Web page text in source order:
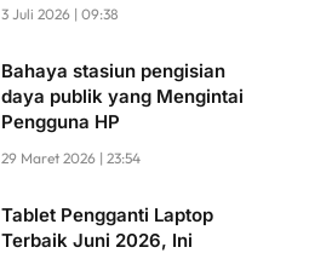
3 Juli 2026 | 09:38
Bahaya stasiun pengisian
daya publik yang Mengintai
Pengguna HP
29 Maret 2026 | 23:54
Tablet Pengganti Laptop
Terbaik Juni 2026, Ini